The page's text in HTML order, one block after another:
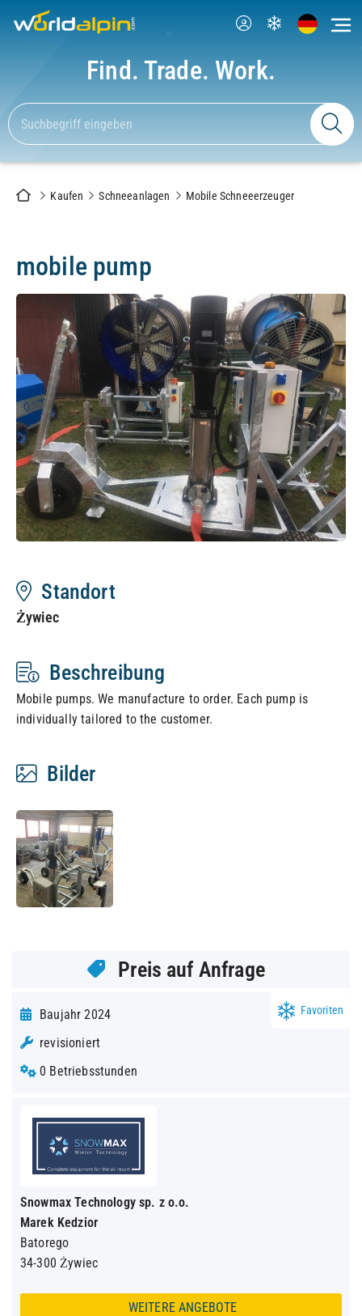
Find. Trade. Work.
Kaufen Schneeanlagen Mobile Schneeerzeuger
mobile pump
Standort
Żywiec
Beschreibung
Mobile pumps. We manufacture to order. Each pump is
individually tailored to the customer.
Bilder
Preis auf Anfrage
Favoriten
Baujahr 2024
revisioniert
0 Betriebsstunden
Snowmax Technology sp. z o.o.
Marek Kedzior
Batorego
34-300 Żywiec
WEITERE ANGEBOTE